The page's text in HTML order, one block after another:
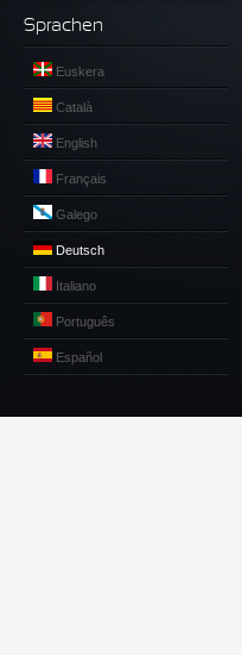
Sprachen
Euskera
Català
English
Français
Galego
Deutsch
Italiano
Português
Español